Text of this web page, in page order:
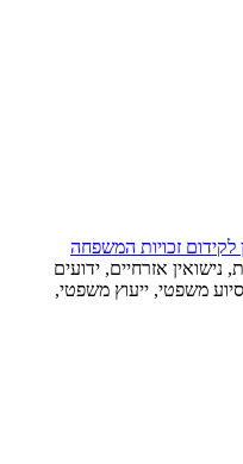
נישואין אזרחיים, ידועים
משפטי, ייעוץ משפטי,